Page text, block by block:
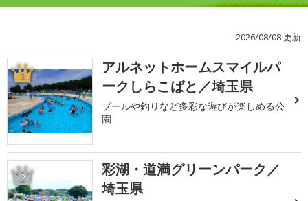
2026/08/08 更新
1
アルネットホームスマイルパ
ークしらこばと／埼玉県
プールや釣りなど多彩な遊びが楽しめる公
園
2
彩湖・道満グリーンパーク／
埼玉県